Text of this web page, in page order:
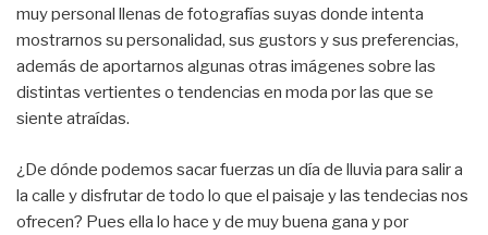
muy personal llenas de fotografías suyas donde intenta
mostrarnos su personalidad, sus gustors y sus preferencias,
además de aportarnos algunas otras imágenes sobre las
distintas vertientes o tendencias en moda por las que se
siente atraídas.
¿De dónde podemos sacar fuerzas un día de lluvia para salir a
la calle y disfrutar de todo lo que el paisaje y las tendecias nos
ofrecen? Pues ella lo hace y de muy buena gana y por